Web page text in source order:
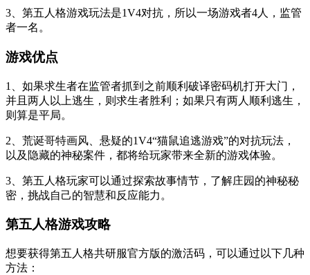
3、第五人格游戏玩法是1V4对抗，所以一场游戏者4人，监管
者一名。
游戏优点
1、如果求生者在监管者抓到之前顺利破译密码机打开大门，
并且两人以上逃生，则求生者胜利；如果只有两人顺利逃生，
则算是平局。
2、荒诞哥特画风、悬疑的1V4“猫鼠追逃游戏”的对抗玩法，
以及隐藏的神秘案件，都将给玩家带来全新的游戏体验。
3、第五人格玩家可以通过探索故事情节，了解庄园的神秘秘
密，挑战自己的智慧和反应能力。
第五人格游戏攻略
想要获得第五人格共研服官方版的激活码，可以通过以下几种
方法：